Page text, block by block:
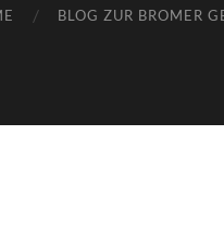
BLOG ZUR BROMER